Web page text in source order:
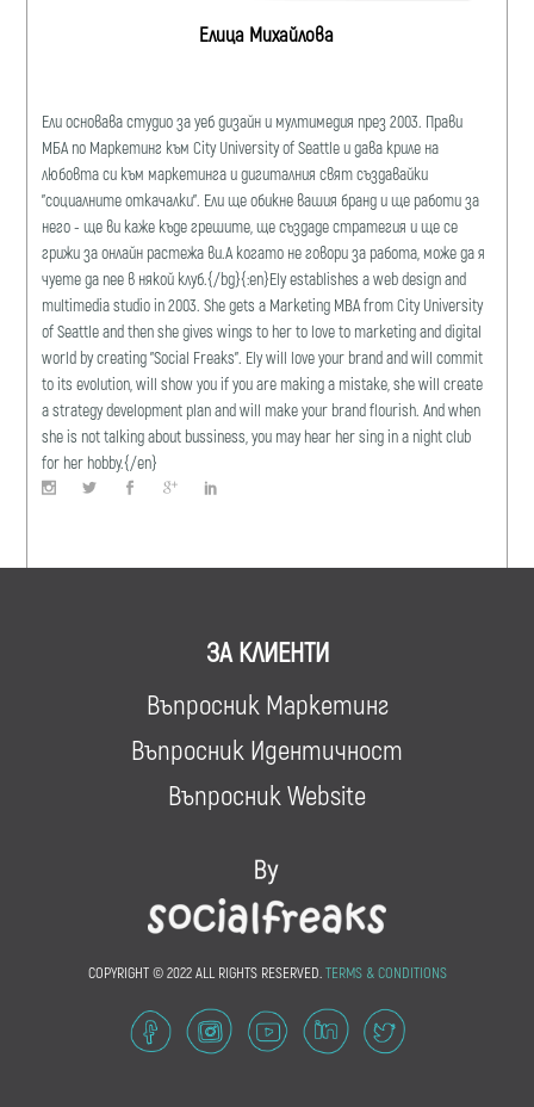
Елица Михайлова
Ели основава студио за уеб дизайн и мултимедия през 2003. Прави
МБА по Маркетинг към City University of Seattle и дава криле на
любовта си към маркетинга и дигиталния свят създавайки
"социалните откачалки". Ели ще обикне вашия бранд и ще работи за
него - ще ви каже къде грешите, ще създаде стратегия и ще се
грижи за онлайн растежа ви.А когато не говори за работа, може да я
чуете да пее в някой клуб.{/bg}{:en}Ely establishes a web design and
multimedia studio in 2003. She gets a Marketing MBA from City University
of Seattle and then she gives wings to her to love to marketing and digital
world by creating "Social Freaks". Ely will love your brand and will commit
to its evolution, will show you if you are making a mistake, she will create
a strategy development plan and will make your brand flourish. And when
she is not talking about bussiness, you may hear her sing in a night club
for her hobby.{/en}
ЗА КЛИЕНТИ
Въпросник Маркетинг
Въпросник Идентичност
Въпросник Website
COPYRIGHT © 2022 ALL RIGHTS RESERVED.TERMS & CONDITIONS